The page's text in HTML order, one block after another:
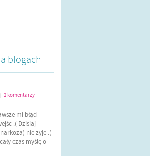
blogach
2 komentarzy
mi błąd
:( Dzisiaj
nie zyje :(
czas myślę o